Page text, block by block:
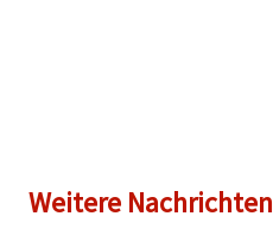
Weitere Nachrichten